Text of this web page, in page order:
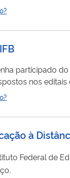
e pelas
A empresa solicitante
participado
à
Federal de